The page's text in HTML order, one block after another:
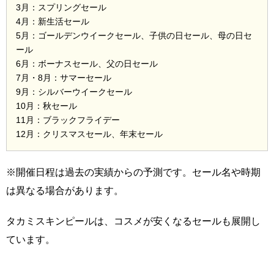
3月：スプリングセール
4月：新生活セール
5月：ゴールデンウイークセール、子供の日セール、母の日セ
ール
6月：ボーナスセール、父の日セール
7月・8月：サマーセール
9月：シルバーウイークセール
10月：秋セール
11月：ブラックフライデー
12月：クリスマスセール、年末セール
※開催日程は過去の実績からの予測です。セール名や時期
は異なる場合があります。
タカミスキンピールは、コスメが安くなるセールも展開し
ています。